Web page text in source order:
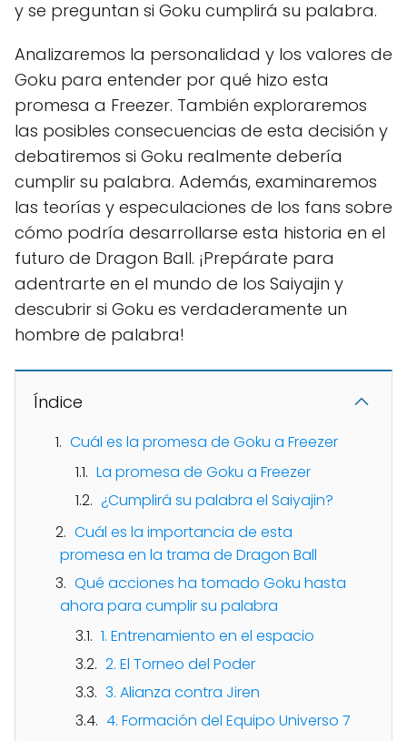
y se preguntan si Goku cumplirá su palabra.
Analizaremos la personalidad y los valores de
Goku para entender por qué hizo esta
promesa a Freezer. También exploraremos
las posibles consecuencias de esta decisión y
debatiremos si Goku realmente debería
cumplir su palabra. Además, examinaremos
las teorías y especulaciones de los fans sobre
cómo podría desarrollarse esta historia en el
futuro de Dragon Ball. ¡Prepárate para
adentrarte en el mundo de los Saiyajin y
descubrir si Goku es verdaderamente un
hombre de palabra!
Índice
Cuál es la promesa de Goku a Freezer
La promesa de Goku a Freezer
¿Cumplirá su palabra el Saiyajin?
Cuál es la importancia de esta
promesa en la trama de Dragon Ball
Qué acciones ha tomado Goku hasta
ahora para cumplir su palabra
1. Entrenamiento en el espacio
2. El Torneo del Poder
3. Alianza contra Jiren
4. Formación del Equipo Universo 7